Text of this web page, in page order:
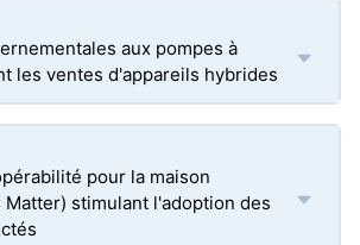
aux pompes à
les ventes d'appareils hybrides
pour la maison
Matter) stimulant l'adoption des